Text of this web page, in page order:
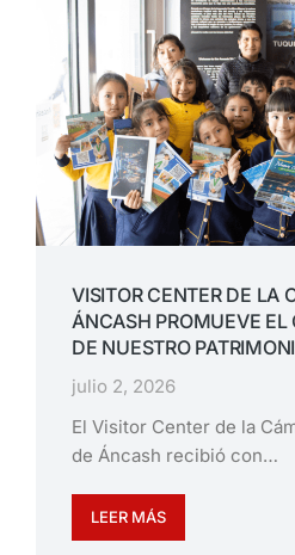
VISITOR CENTER DE LA
ÁNCASH PROMUEVE
DE NUESTRO
julio 2, 2026
El Visitor Center de la
de Áncash recibió con…
LEER MÁS